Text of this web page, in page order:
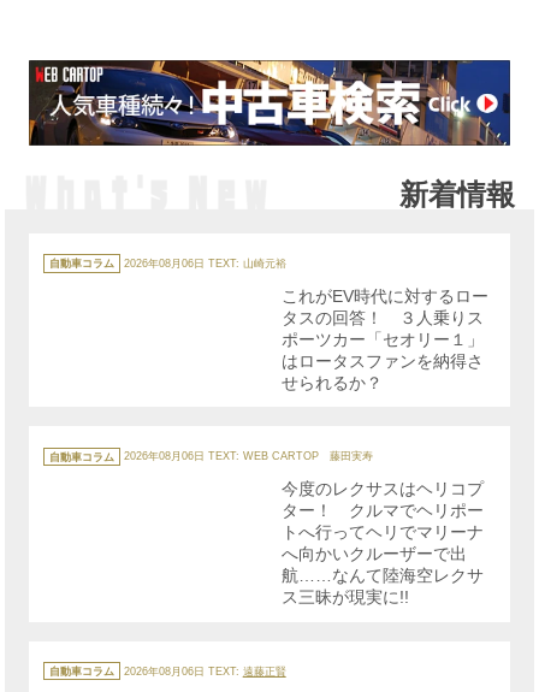
新着情報
カ
テ
ゴ
自動車コラム 2026年08月06日 TEXT: 山崎元裕
これがEV時代に対するロー
タスの回答！ ３人乗りス
ポーツカー「セオリー１」
はロータスファンを納得さ
せられるか？
テ
ゴ
自動車コラム 2026年08月06日 TEXT: WEB CARTOP 藤田実寿
今度のレクサスはヘリコプ
ター！ クルマでヘリポー
トへ行ってヘリでマリーナ
へ向かいクルーザーで出
航……なんて陸海空レクサ
ス三昧が現実に!!
テ
ゴ
自動車コラム 2026年08月06日 TEXT: 遠藤正賢